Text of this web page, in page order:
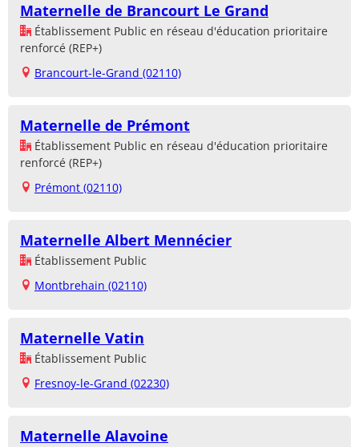
Maternelle de Brancourt Le Grand
Établissement Public en réseau d'éducation prioritaire
renforcé (REP+)
Brancourt-le-Grand (02110)
Maternelle de Prémont
Établissement Public en réseau d'éducation prioritaire
renforcé (REP+)
Prémont (02110)
Maternelle Albert Mennécier
Établissement Public
Montbrehain (02110)
Maternelle Vatin
Établissement Public
Fresnoy-le-Grand (02230)
Maternelle Alavoine